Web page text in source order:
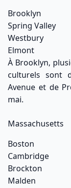
Brooklyn
Spring Valley
Westbury
Elmont
À Brooklyn,
culturels sont
Avenue et de
mai.
Massachusetts
Boston
Cambridge
Brockton
Malden